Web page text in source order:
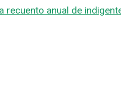
recuento anual de